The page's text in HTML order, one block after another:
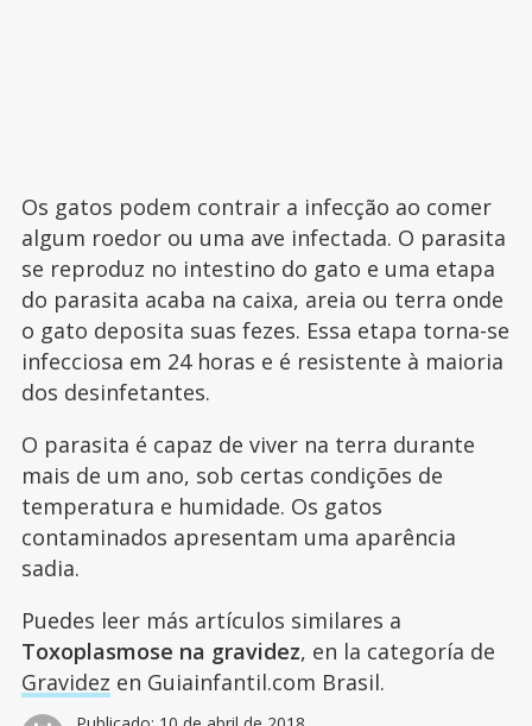
Os gatos podem contrair a infecção ao comer
algum roedor ou uma ave infectada. O parasita
se reproduz no intestino do gato e uma etapa
do parasita acaba na caixa, areia ou terra onde
o gato deposita suas fezes. Essa etapa torna-se
infecciosa em 24 horas e é resistente à maioria
dos desinfetantes.
O parasita é capaz de viver na terra durante
mais de um ano, sob certas condições de
temperatura e humidade. Os gatos
contaminados apresentam uma aparência
sadia.
Puedes leer más artículos similares a
Toxoplasmose na gravidez, en la categoría de
Gravidez en Guiainfantil.com Brasil.